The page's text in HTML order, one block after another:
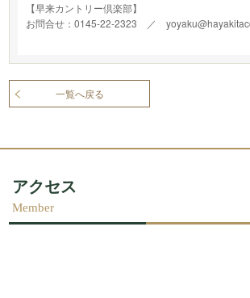
【早来カントリー倶楽部】
お問合せ：0145-22-2323 ／
一覧へ戻る
アクセス